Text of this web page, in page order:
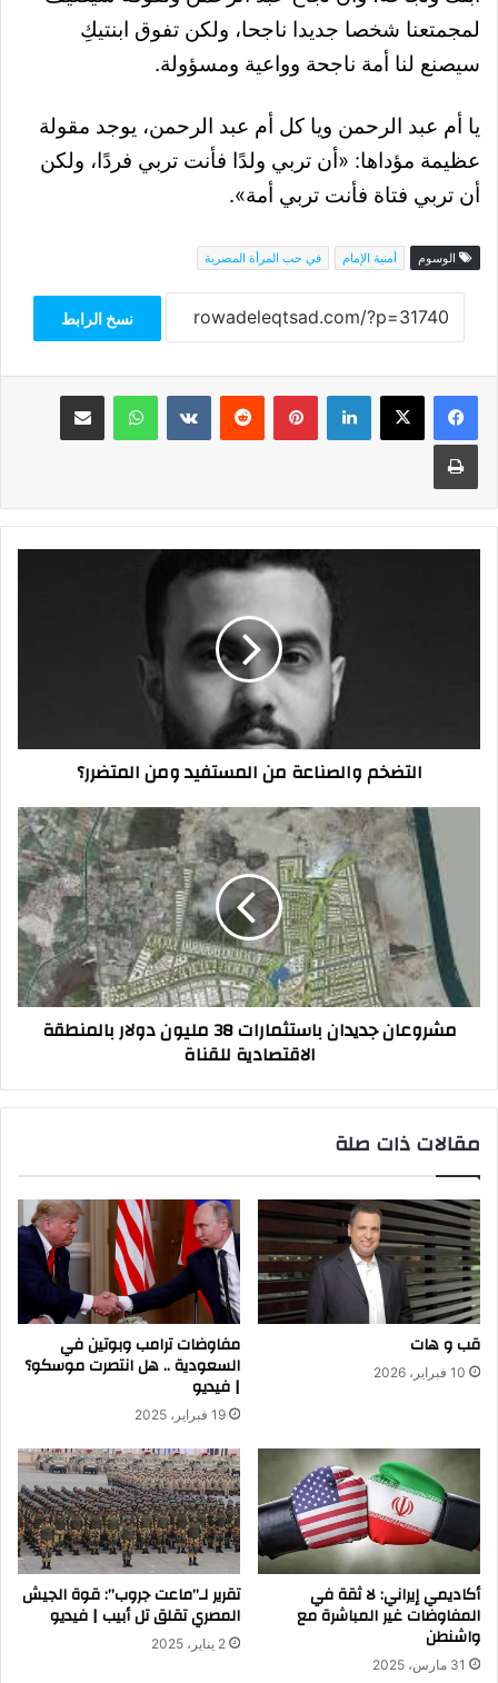
لمجمتعنا شخصا جديدا ناجحا، ولكن تفوق ابنتيكِ
سيصنع لنا أمة ناجحة وواعية ومسؤولة.
يا أم عبد الرحمن ويا كل أم عبد الرحمن، يوجد مقولة
عظيمة مؤداها: «أن تربي ولدًا فأنت تربي فردًا، ولكن
أن تربي فتاة فأنت تربي أمة».
الوسوم أمنية الإمام في حب المرأة المصرية
نسخ الرابط
فيسبوك‫X لينكدإن بينتيريست واتساب مشاركة عبر البريد
طباعة
التضخم والصناعة من المستفيد ومن المتضرر؟
مشروعان
باستثمارات
مليون
بالمنطقة
الاقتصادية
للقناة
مشروعان جديدان باستثمارات 38 مليون دولار بالمنطقة
الاقتصادية للقناة
مقالات ذات صلة
قب و هات
10 فبراير، 2026
مفاوضات ترامب وبوتين في
السعودية .. هل انتصرت موسكو؟
| فيديو
19 فبراير، 2025
أكاديمي إيراني: لا ثقة في
المفاوضات غير المباشرة مع
واشنطن
31 مارس، 2025
تقرير لـ”ماعت جروب”: قوة الجيش
المصري تقلق تل أبيب | فيديو
2 يناير، 2025